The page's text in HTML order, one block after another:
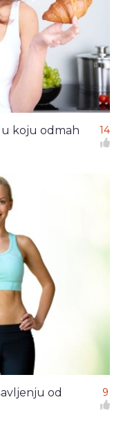
u koju odmah
14
od
9